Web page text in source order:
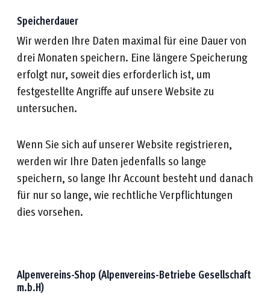
Speicherdauer
Wir werden Ihre Daten maximal für eine Dauer von
drei Monaten speichern. Eine längere Speicherung
erfolgt nur, soweit dies erforderlich ist, um
festgestellte Angriffe auf unsere Website zu
untersuchen.
Wenn Sie sich auf unserer Website registrieren,
werden wir Ihre Daten jedenfalls so lange
speichern, so lange Ihr Account besteht und danach
für nur so lange, wie rechtliche Verpflichtungen
dies vorsehen.
Alpenvereins-Shop (Alpenvereins-Betriebe Gesellschaft
m.b.H)